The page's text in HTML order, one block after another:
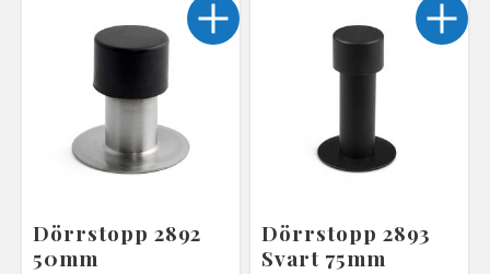
Dörrstopp 2892
50mm
Dörrstopp 2893
Svart 75mm